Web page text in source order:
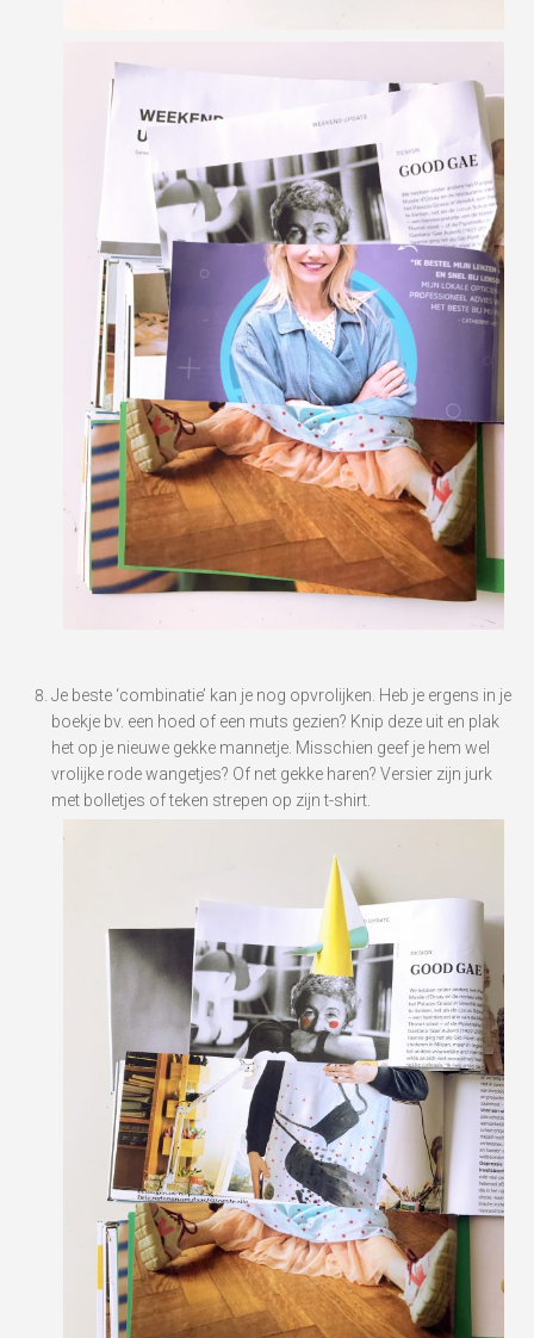
Je beste ‘combinatie’ kan je nog opvrolijken. Heb je ergens in je
boekje bv. een hoed of een muts gezien? Knip deze uit en plak
het op je nieuwe gekke mannetje. Misschien geef je hem wel
vrolijke rode wangetjes? Of net gekke haren? Versier zijn jurk
met bolletjes of teken strepen op zijn t-shirt.